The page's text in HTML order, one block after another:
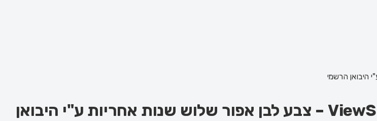
מקרן וידאו נייד וחכם ViewSonic M2e 1080P FHD – צבע לבן אפור שלוש שנות אחריות ע"י היבואן